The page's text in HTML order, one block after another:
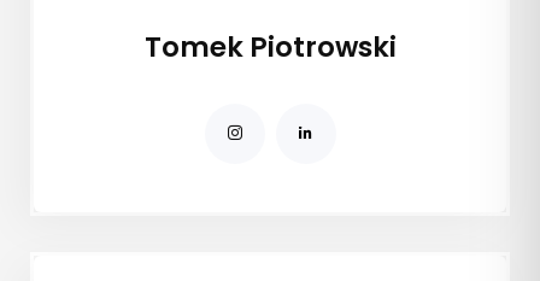
Tomek Piotrowski